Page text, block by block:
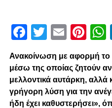
Facebook
Twitter
Email
Ανακοίνωση με αφορμή το
μέσω της οποίας ζητούν
μελλοντικά αυτάρκη, αλλά
γρήγορη λύση για την
ήδη έχει καθυστερήσει»,